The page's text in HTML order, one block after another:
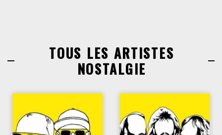
TOUS LES ARTISTES
NOSTALGIE